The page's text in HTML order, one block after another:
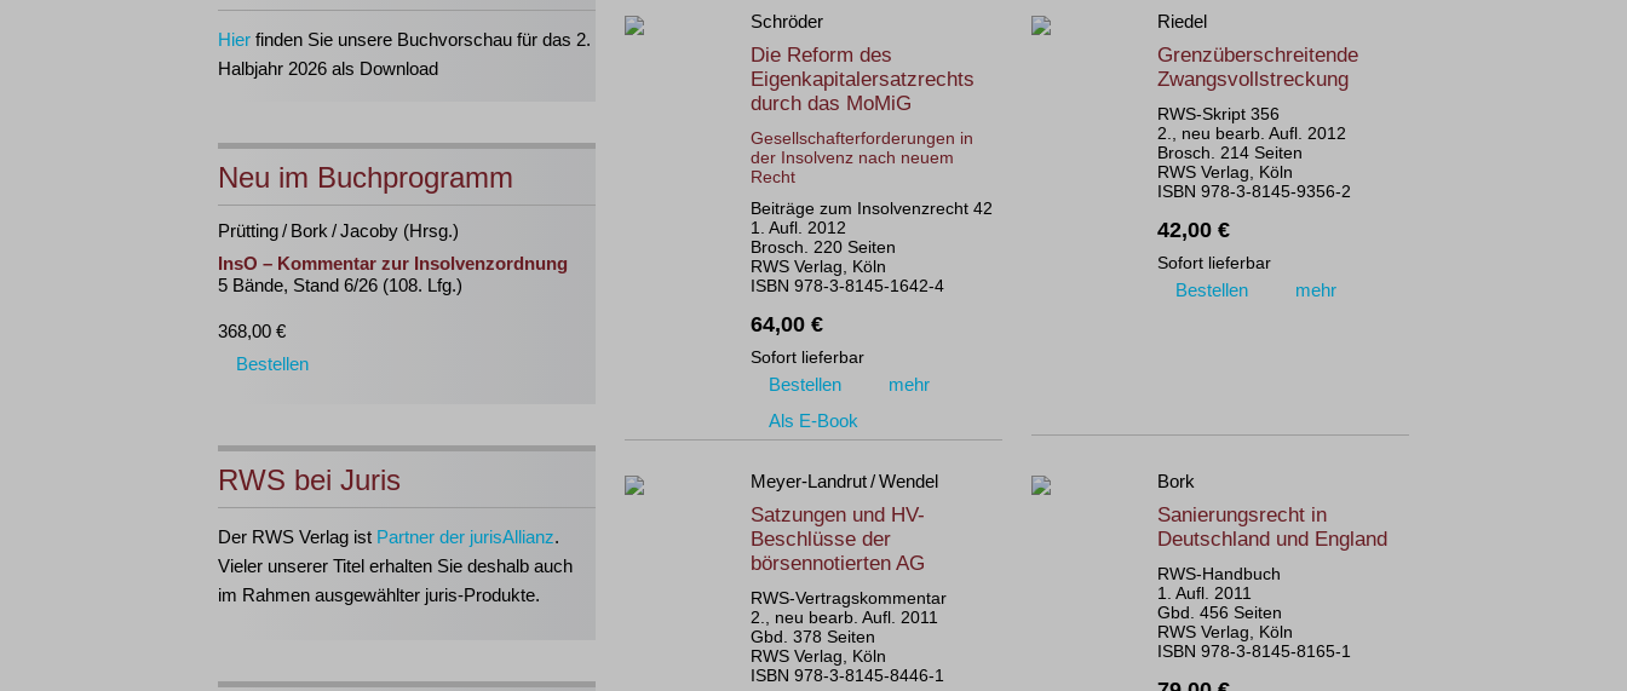
Hier finden Sie unsere Buchvorschau für das 2.
Halbjahr 2026 als Download
Neu im Buchprogramm
Prütting / Bork / Jacoby (Hrsg.)
InsO – Kommentar zur Insolvenzordnung
5 Bände, Stand 6/26 (108. Lfg.)
368,00 €
Bestellen
RWS bei Juris
Der RWS Verlag ist Partner der jurisAllianz.
Vieler unserer Titel erhalten Sie deshalb auch
im Rahmen ausgewählter juris-Produkte.
Schröder
Die Reform des
Eigenkapitalersatzrechts
durch das MoMiG
Gesellschafterforderungen in
der Insolvenz nach neuem
Recht
Beiträge zum Insolvenzrecht 42
1. Aufl. 2012
Brosch. 220 Seiten
RWS Verlag, Köln
ISBN 978-3-8145-1642-4
64,00 €
Sofort lieferbar
Bestellen
mehr
Als E-Book
Riedel
Grenzüberschreitende
Zwangsvollstreckung
RWS-Skript 356
2., neu bearb. Aufl. 2012
Brosch. 214 Seiten
RWS Verlag, Köln
ISBN 978-3-8145-9356-2
42,00 €
Sofort lieferbar
Bestellen mehr
Meyer-Landrut / Wendel
Satzungen und HV-
Beschlüsse der
börsennotierten AG
RWS-Vertragskommentar
2., neu bearb. Aufl. 2011
Gbd. 378 Seiten
RWS Verlag, Köln
ISBN 978-3-8145-8446-1
Bork
Sanierungsrecht in
Deutschland und England
RWS-Handbuch
1. Aufl. 2011
Gbd. 456 Seiten
RWS Verlag, Köln
ISBN 978-3-8145-8165-1